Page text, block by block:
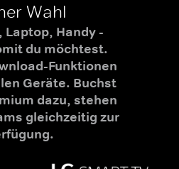
Wahl
Laptop, Handy -
du möchtest.
Funktionen
Geräte. Buchst
dazu, stehen
gleichzeitig zur